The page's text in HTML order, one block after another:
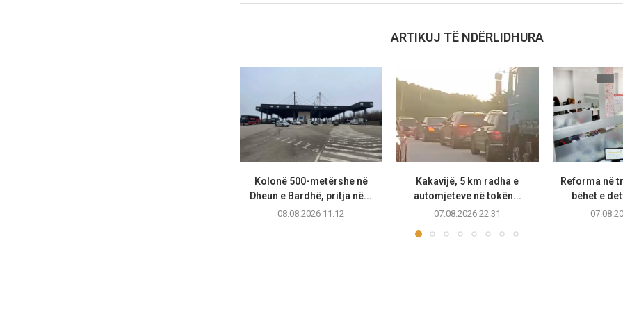
ARTIKUJ TË NDËRLIDHURA
Kolonë 500-metërshe në
Dheun e Bardhë, pritja në...
08.08.2026 11:12
Kakavijë, 5 km radha e
automjeteve në tokën...
07.08.2026 22:31
Reforma në
bëhet e